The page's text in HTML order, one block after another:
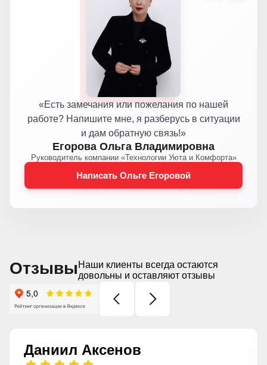
«Есть замечания или пожелания по нашей
работе? Напишите мне, я разберусь в ситуации
и дам обратную связь!»
Егорова Ольга Владимировна
Руководитель компании «Технологии Уюта и Комфорта»
Написать Ольге Егоровой
Отзывы Наши клиенты всегда остаются
довольны и оставляют отзывы
Даниил Аксенов